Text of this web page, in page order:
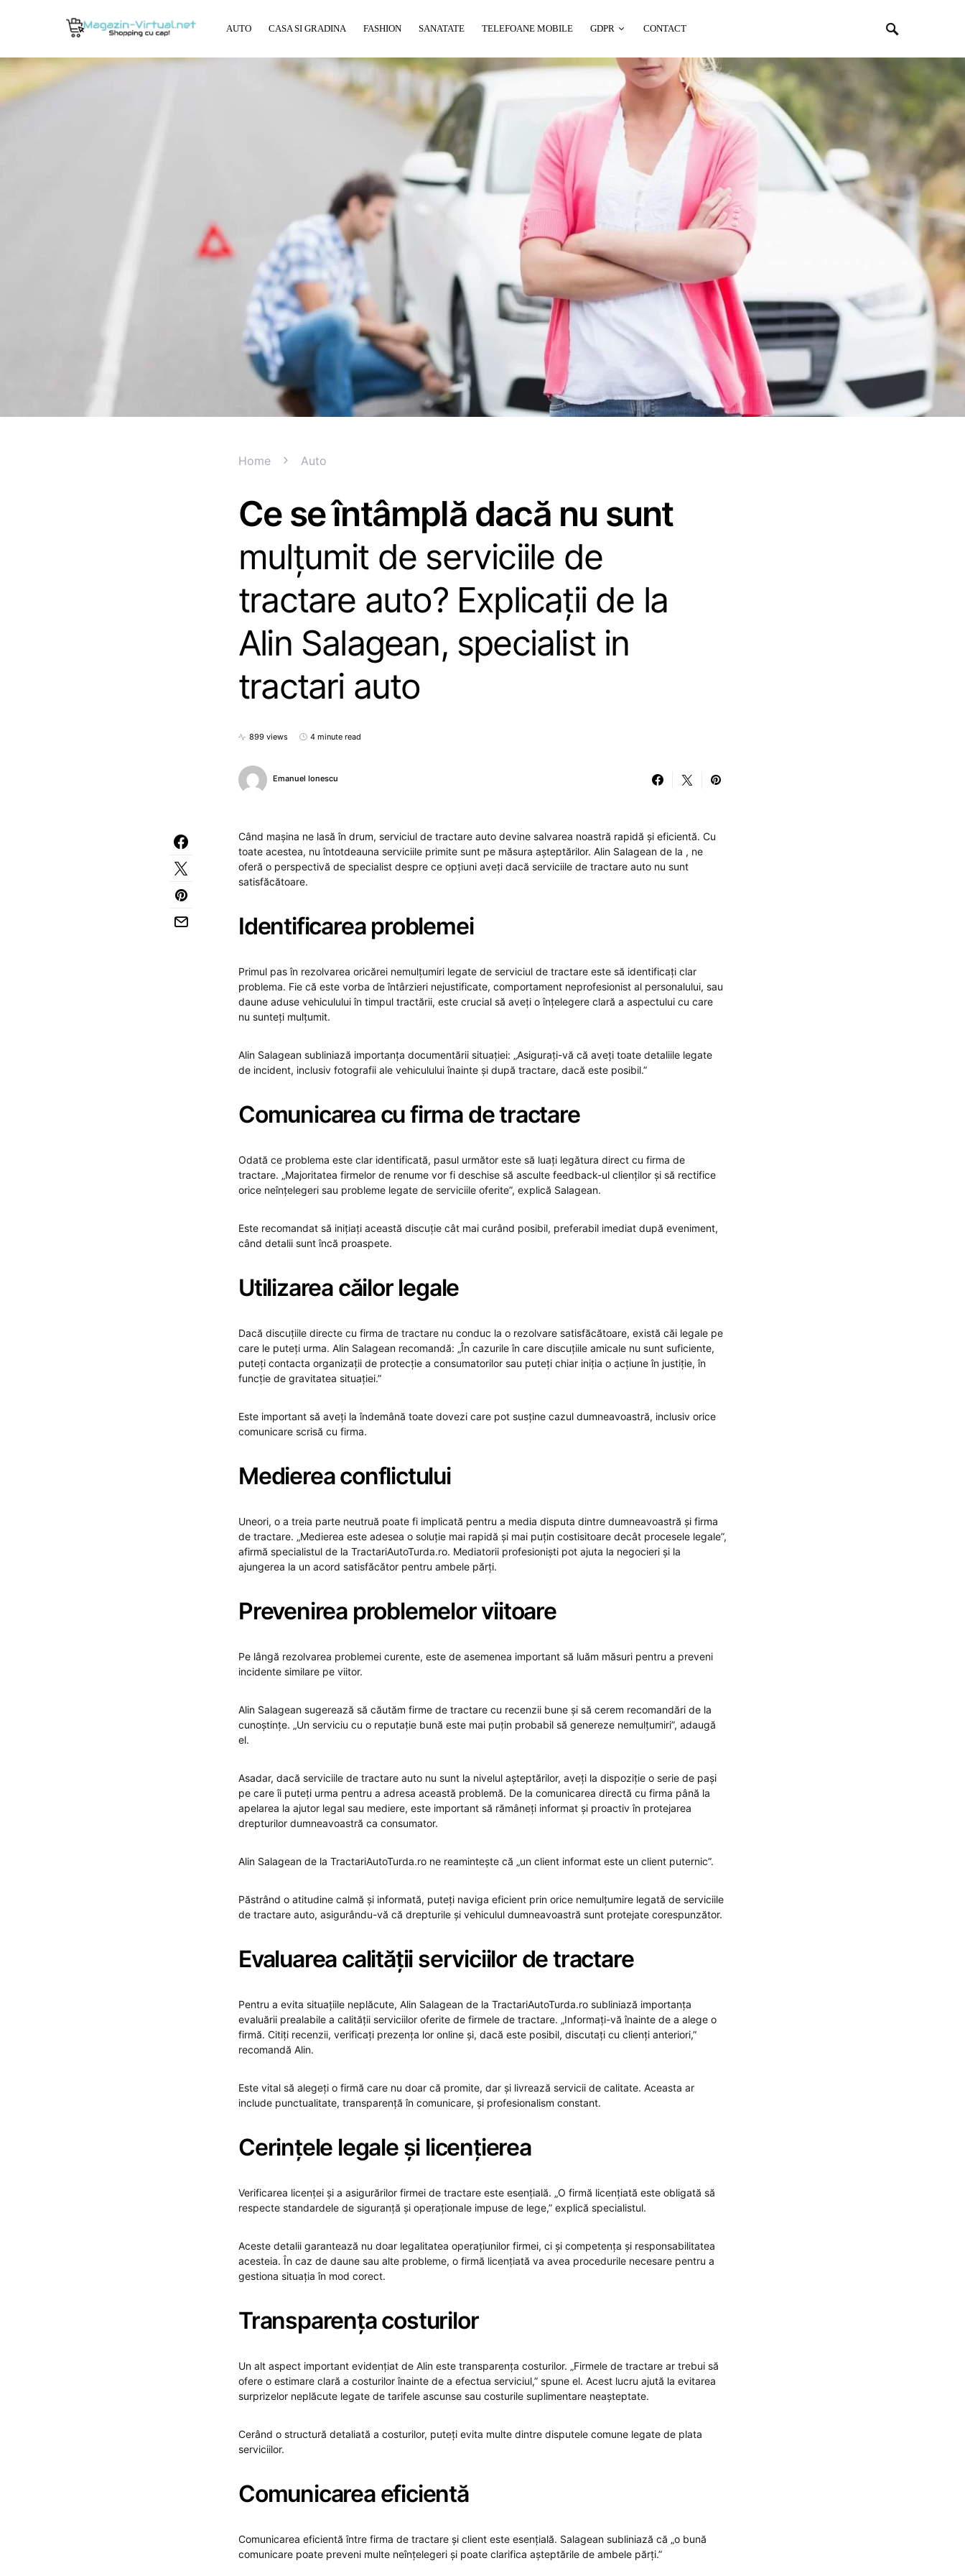
AUTO CASA SI GRADINA FASHION SANATATE TELEFOANE MOBILE GDPR CONTACT
Home Auto
Ce se întâmplă dacă nu sunt
mulțumit de serviciile de
tractare auto? Explicații de la
Alin Salagean, specialist in
tractari auto
899 views 4 minute read
Emanuel Ionescu
Când mașina ne lasă în drum, serviciul de tractare auto devine salvarea noastră rapidă și eficientă. Cu
toate acestea, nu întotdeauna serviciile primite sunt pe măsura așteptărilor. Alin Salagean de la , ne
oferă o perspectivă de specialist despre ce opțiuni aveți dacă serviciile de tractare auto nu sunt
satisfăcătoare.
Identificarea problemei
Primul pas în rezolvarea oricărei nemulțumiri legate de serviciul de tractare este să identificați clar
problema. Fie că este vorba de întârzieri nejustificate, comportament neprofesionist al personalului, sau
daune aduse vehiculului în timpul tractării, este crucial să aveți o înțelegere clară a aspectului cu care
nu sunteți mulțumit.
Alin Salagean subliniază importanța documentării situației: „Asigurați-vă că aveți toate detaliile legate
de incident, inclusiv fotografii ale vehiculului înainte și după tractare, dacă este posibil.”
Comunicarea cu firma de tractare
Odată ce problema este clar identificată, pasul următor este să luați legătura direct cu firma de
tractare. „Majoritatea firmelor de renume vor fi deschise să asculte feedback-ul clienților și să rectifice
orice neînțelegeri sau probleme legate de serviciile oferite”, explică Salagean.
Este recomandat să inițiați această discuție cât mai curând posibil, preferabil imediat după eveniment,
când detalii sunt încă proaspete.
Utilizarea căilor legale
Dacă discuțiile directe cu firma de tractare nu conduc la o rezolvare satisfăcătoare, există căi legale pe
care le puteți urma. Alin Salagean recomandă: „În cazurile în care discuțiile amicale nu sunt suficiente,
puteți contacta organizații de protecție a consumatorilor sau puteți chiar iniția o acțiune în justiție, în
funcție de gravitatea situației.”
Este important să aveți la îndemână toate dovezi care pot susține cazul dumneavoastră, inclusiv orice
comunicare scrisă cu firma.
Medierea conflictului
Uneori, o a treia parte neutruă poate fi implicată pentru a media disputa dintre dumneavoastră și firma
de tractare. „Medierea este adesea o soluție mai rapidă și mai puțin costisitoare decât procesele legale”,
afirmă specialistul de la TractariAutoTurda.ro. Mediatorii profesioniști pot ajuta la negocieri și la
ajungerea la un acord satisfăcător pentru ambele părți.
Prevenirea problemelor viitoare
Pe lângă rezolvarea problemei curente, este de asemenea important să luăm măsuri pentru a preveni
incidente similare pe viitor.
Alin Salagean sugerează să căutăm firme de tractare cu recenzii bune și să cerem recomandări de la
cunoștințe. „Un serviciu cu o reputație bună este mai puțin probabil să genereze nemulțumiri”, adaugă
el.
Asadar, dacă serviciile de tractare auto nu sunt la nivelul așteptărilor, aveți la dispoziție o serie de pași
pe care îi puteți urma pentru a adresa această problemă. De la comunicarea directă cu firma până la
apelarea la ajutor legal sau mediere, este important să rămâneți informat și proactiv în protejarea
drepturilor dumneavoastră ca consumator.
Alin Salagean de la TractariAutoTurda.ro ne reamintește că „un client informat este un client puternic”.
Păstrând o atitudine calmă și informată, puteți naviga eficient prin orice nemulțumire legată de serviciile
de tractare auto, asigurându-vă că drepturile și vehiculul dumneavoastră sunt protejate corespunzător.
Evaluarea calității serviciilor de tractare
Pentru a evita situațiile neplăcute, Alin Salagean de la TractariAutoTurda.ro subliniază importanța
evaluării prealabile a calității serviciilor oferite de firmele de tractare. „Informați-vă înainte de a alege o
firmă. Citiți recenzii, verificați prezența lor online și, dacă este posibil, discutați cu clienți anteriori,”
recomandă Alin.
Este vital să alegeți o firmă care nu doar că promite, dar și livrează servicii de calitate. Aceasta ar
include punctualitate, transparență în comunicare, și profesionalism constant.
Cerințele legale și licențierea
Verificarea licenței și a asigurărilor firmei de tractare este esențială. „O firmă licențiată este obligată să
respecte standardele de siguranță și operaționale impuse de lege,” explică specialistul.
Aceste detalii garantează nu doar legalitatea operațiunilor firmei, ci și competența și responsabilitatea
acesteia. În caz de daune sau alte probleme, o firmă licențiată va avea procedurile necesare pentru a
gestiona situația în mod corect.
Transparența costurilor
Un alt aspect important evidențiat de Alin este transparența costurilor. „Firmele de tractare ar trebui să
ofere o estimare clară a costurilor înainte de a efectua serviciul,” spune el. Acest lucru ajută la evitarea
surprizelor neplăcute legate de tarifele ascunse sau costurile suplimentare neașteptate.
Cerând o structură detaliată a costurilor, puteți evita multe dintre disputele comune legate de plata
serviciilor.
Comunicarea eficientă
Comunicarea eficientă între firma de tractare și client este esențială. Salagean subliniază că „o bună
comunicare poate preveni multe neînțelegeri și poate clarifica așteptările de ambele părți.”